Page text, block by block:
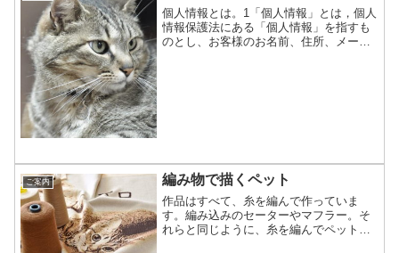
個人情報とは。1「個人情報」とは，個人
情報保護法にある「個人情報」を指すも
のとし、お客様のお名前、住所、メール
ご案内 編み物で描くペット
作品はすべて、糸を編んで作っていま
す。編み込みのセーターやマフラー。そ
れらと同じように、糸を編んでペットの